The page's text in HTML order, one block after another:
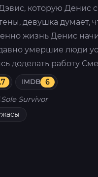
которую Денис
девушка думает,
жизнь Денис
умершие люди
доделать работу
IMDB 6
Sole Survivor